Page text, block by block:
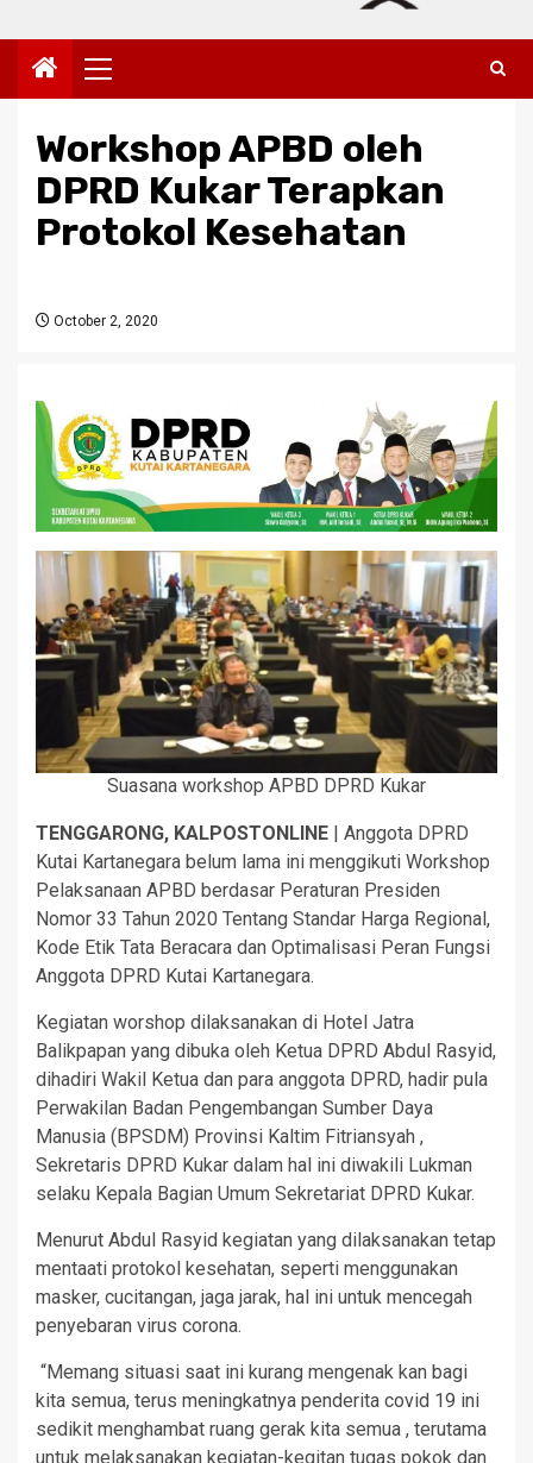
Primary
Menu
Workshop APBD oleh
DPRD Kukar Terapkan
Protokol Kesehatan
October 2, 2020
Suasana workshop APBD DPRD Kukar
TENGGARONG, KALPOSTONLINE | Anggota DPRD
Kutai Kartanegara belum lama ini menggikuti Workshop
Pelaksanaan APBD berdasar Peraturan Presiden
Nomor 33 Tahun 2020 Tentang Standar Harga Regional,
Kode Etik Tata Beracara dan Optimalisasi Peran Fungsi
Anggota DPRD Kutai Kartanegara.
Kegiatan worshop dilaksanakan di Hotel Jatra
Balikpapan yang dibuka oleh Ketua DPRD Abdul Rasyid,
dihadiri Wakil Ketua dan para anggota DPRD, hadir pula
Perwakilan Badan Pengembangan Sumber Daya
Manusia (BPSDM) Provinsi Kaltim Fitriansyah ,
Sekretaris DPRD Kukar dalam hal ini diwakili Lukman
selaku Kepala Bagian Umum Sekretariat DPRD Kukar.
Menurut Abdul Rasyid kegiatan yang dilaksanakan tetap
mentaati protokol kesehatan, seperti menggunakan
masker, cucitangan, jaga jarak, hal ini untuk mencegah
penyebaran virus corona.
“Memang situasi saat ini kurang mengenak kan bagi
kita semua, terus meningkatnya penderita covid 19 ini
sedikit menghambat ruang gerak kita semua , terutama
untuk melaksanakan kegiatan-kegitan tugas pokok dan